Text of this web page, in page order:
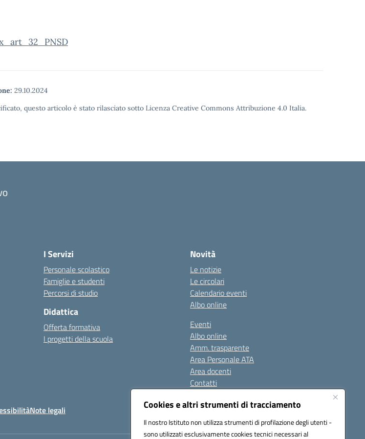
Cookies e altri strumenti di tracciamento
Il nostro Istituto non utilizza strumenti di profilazione degli utenti -
sono utilizzati esclusivamente cookies tecnici necessari al
29.10.2024
questo articolo è stato rilasciato sotto Licenza Creative Commons Attribuzione 4.0 Italia.
I Servizi
Personale scolastico
Famiglie e studenti
Percorsi di studio
Didattica
Offerta formativa
I progetti della scuola
Novità
Le notizie
Le circolari
Calendario eventi
Albo online
Eventi
Albo online
Amm. trasparente
Area Personale ATA
Area docenti
Contatti
Note legali